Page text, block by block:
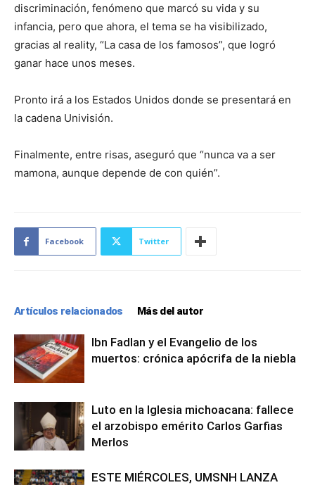
discriminación, fenómeno que marcó su vida y su
infancia, pero que ahora, el tema se ha visibilizado,
gracias al reality, “La casa de los famosos”, que logró
ganar hace unos meses.
Pronto irá a los Estados Unidos donde se presentará en
la cadena Univisión.
Finalmente, entre risas, aseguró que “nunca va a ser
mamona, aunque depende de con quién”.
Facebook Twitter
Artículos relacionados Más del autor
Ibn Fadlan y el Evangelio de los
muertos: crónica apócrifa de la niebla
Luto en la Iglesia michoacana: fallece
el arzobispo emérito Carlos Garfias
Merlos
ESTE MIÉRCOLES, UMSNH LANZA